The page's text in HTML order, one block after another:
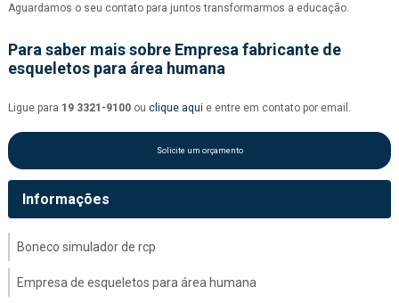
Aguardamos o seu contato para juntos transformarmos a educação.
Para saber mais sobre Empresa fabricante de
esqueletos para área humana
Ligue para 19 3321-9100 ou clique aqui e entre em contato por email.
Solicite um orçamento
Informações
Boneco simulador de rcp
Empresa de esqueletos para área humana